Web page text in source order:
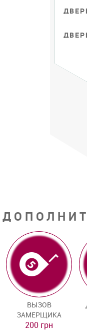
ВЫЗОВ
ЗАМЕРЩИКА
200 грн